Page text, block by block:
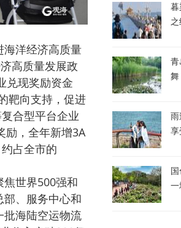
海洋经济高质量
高质量发展政
兑现奖励资金
靶向支持，促进
合型平台企业
励，全年新增3A
占全市的
焦世界500强和
、服务中心和
批海陆空运物流
享
一